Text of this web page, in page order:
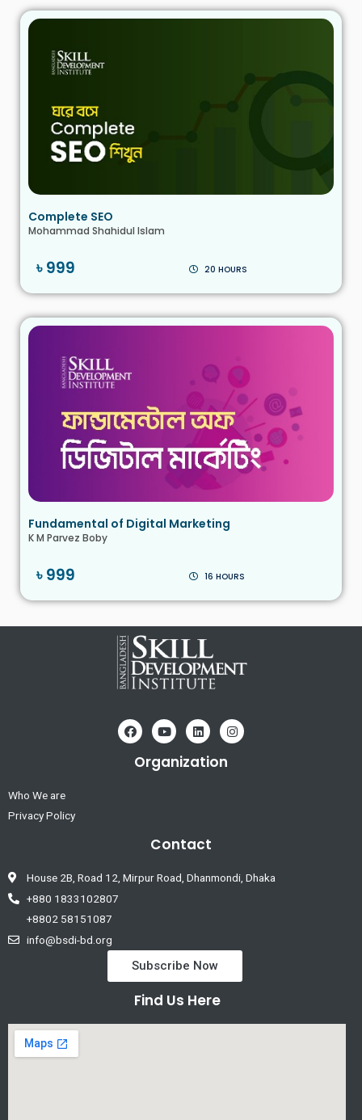
Complete SEO
Mohammad Shahidul Islam
৳ 999 20 HOURS
Fundamental of Digital Marketing
K M Parvez Boby
৳ 999 16 HOURS
Organization
Who We are
Privacy Policy
Contact
House 2B, Road 12, Mirpur Road, Dhanmondi, Dhaka
+880 1833102807
+8802 58151087
info@bsdi-bd.org
Subscribe Now
Find Us Here